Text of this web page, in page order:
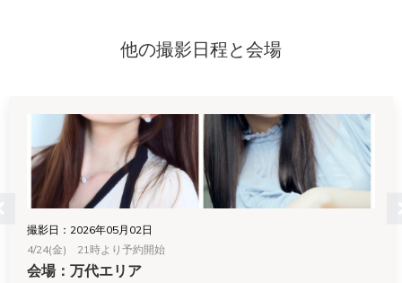
他の撮影日程と会場
撮影日：2026年05月02日
4/24(金) 21時より予約開始
会場：万代エリア